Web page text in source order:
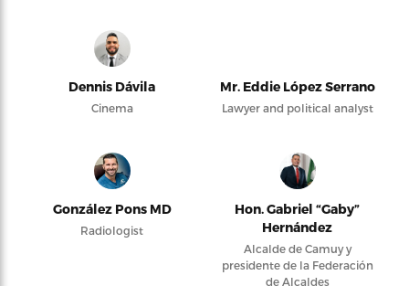
Dennis Dávila
Cinema
Mr. Eddie López Serrano
Lawyer and political analyst
González Pons MD
Radiologist
Hon. Gabriel “Gaby”
Hernández
Alcalde de Camuy y
presidente de la Federación
de Alcaldes